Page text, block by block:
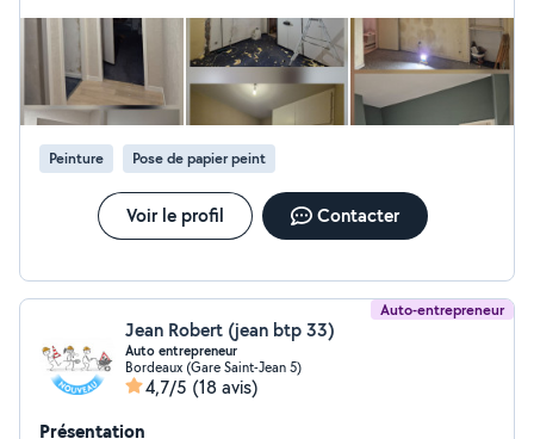
professionnelle et agréable. Je recommande sans hésiter.
Peinture Pose de papier peint
Voir le profil Contacter
Auto-entrepreneur
Jean Robert (jean btp 33)
Auto entrepreneur
Bordeaux (Gare Saint-Jean 5)
4,7/5 (18 avis)
Présentation